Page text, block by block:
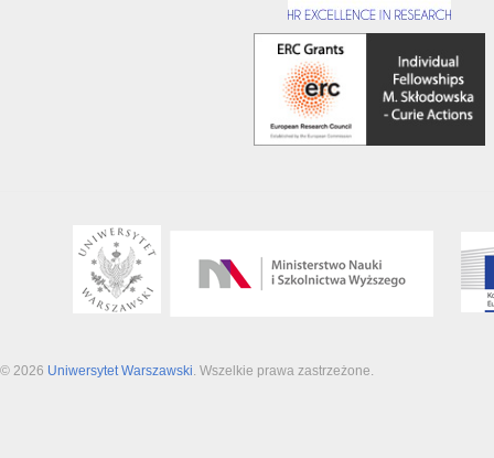
© 2026 Uniwersytet Warszawski . Wszelkie prawa zastrzeżone.